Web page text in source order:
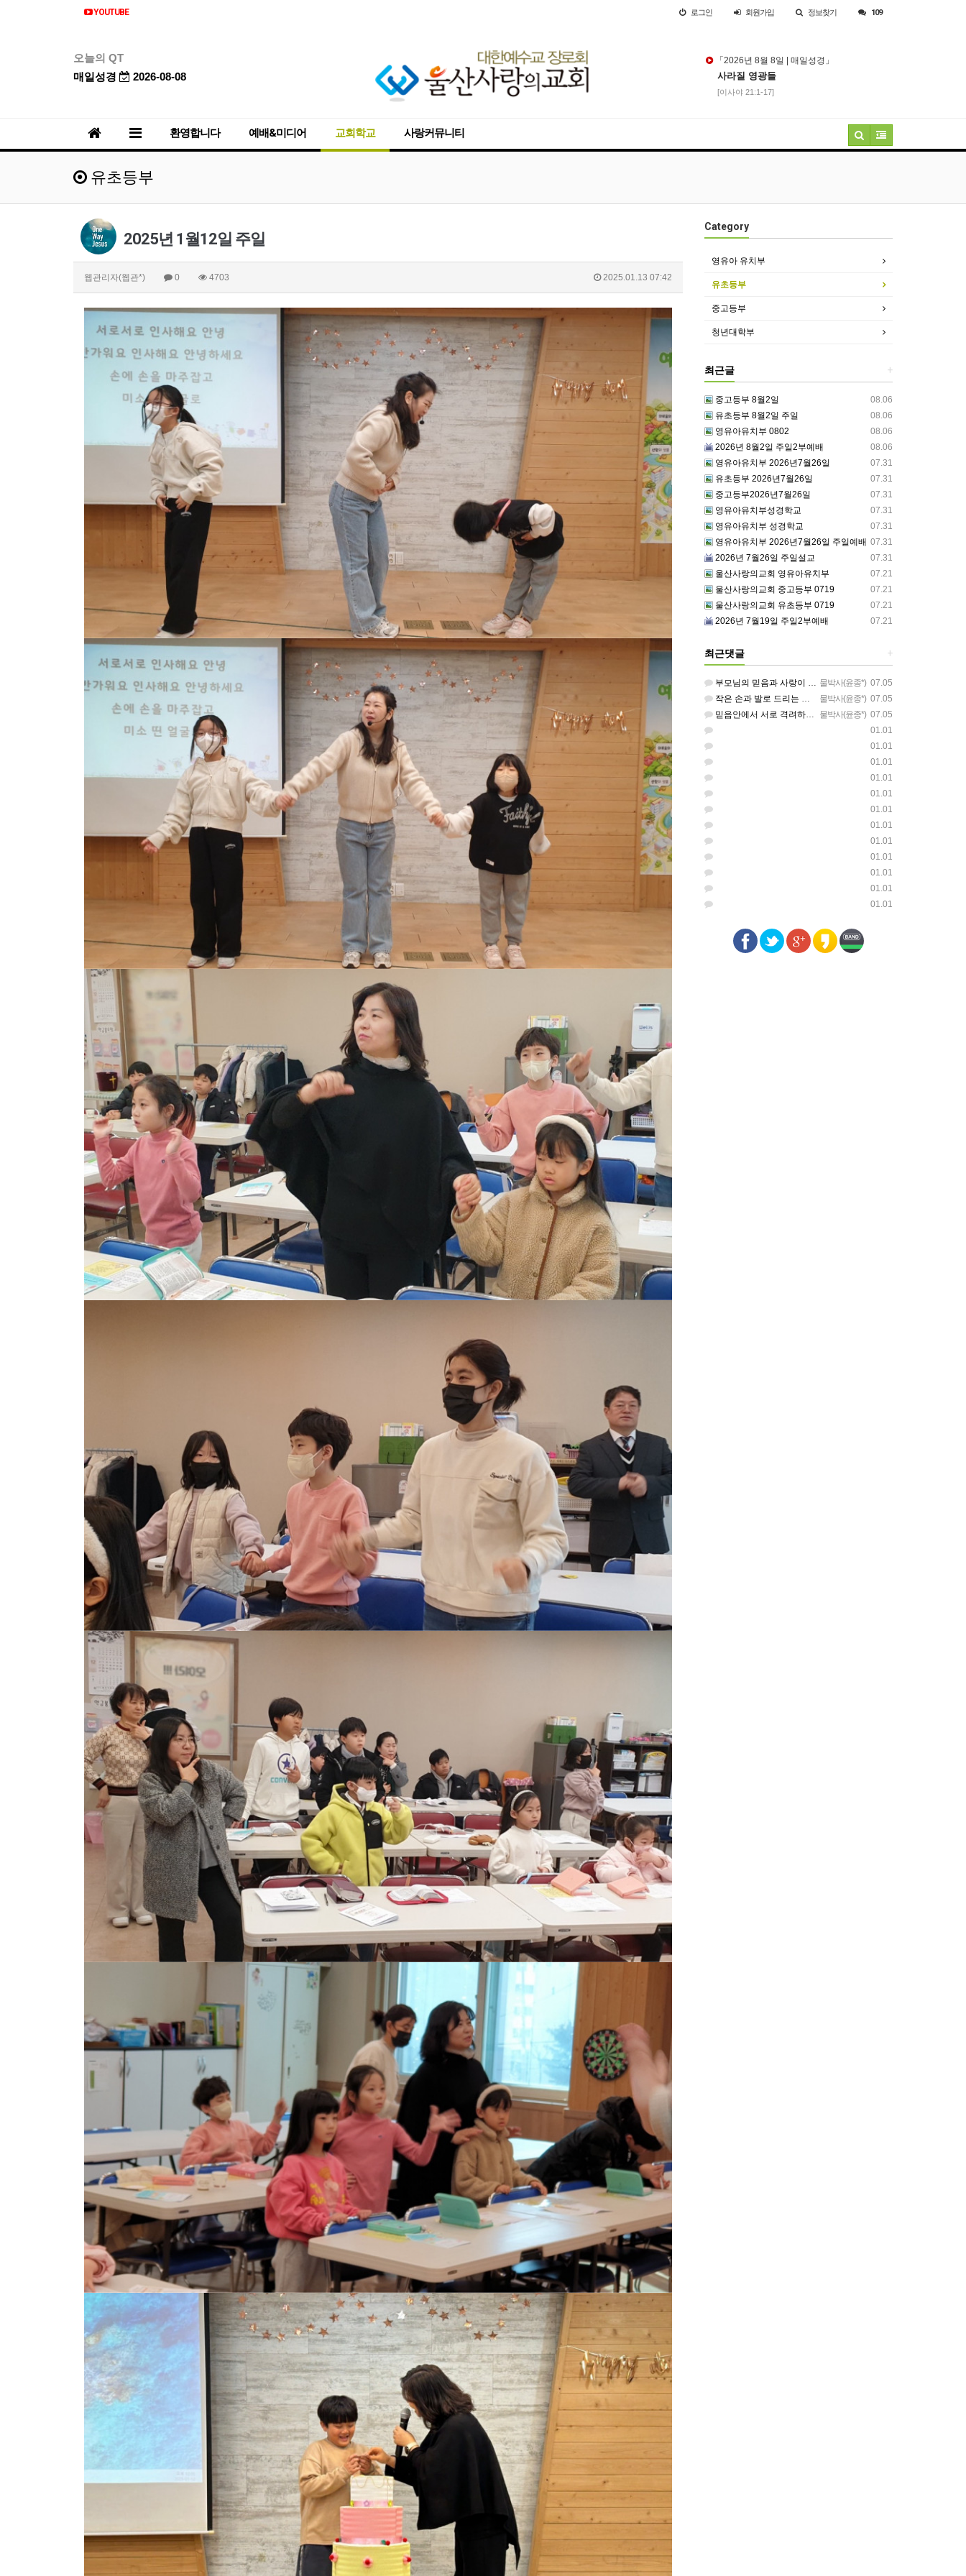
YOUTUBE 로그인 회원가입 정보찾기 109
오늘의 QT
매일성경
2026-08-08
「2026년 8월 8일 | 매일성경」
사라질 영광들
[이사야 21:1-17]
환영합니다 예배&미디어 교회학교 사랑커뮤니티
유초등부
2025년 1월12일 주일
웹관리자(웹관*) 0 4703 2025.01.13 07:42
Category
영유아 유치부
유초등부
중고등부
청년대학부
+
최근글
08.06
중고등부 8월2일
08.06
유초등부 8월2일 주일
08.06
영유아유치부 0802
08.06
2026년 8월2일 주일2부예배
07.31
영유아유치부 2026년7월26일
07.31
유초등부 2026년7월26일
07.31
중고등부2026년7월26일
07.31
영유아유치부성경학교
07.31
영유아유치부 성경학교
07.31
영유아유치부 2026년7월26일 주일예배
07.31
2026년 7월26일 주일설교
07.21
울산사랑의교회 영유아유치부
07.21
울산사랑의교회 중고등부 0719
07.21
울산사랑의교회 유초등부 0719
07.21
2026년 7월19일 주일2부예배
+
최근댓글
물박사(윤종*) 07.05
부모님의 믿음과 사랑이 아이들에게 아름답게 이어지길 축복합니다
물박사(윤종*) 07.05
작은 손과 발로 드리는 찬양이 참 아름답습니다 하나님의 사랑이 늘 함께하길 기도합니다
물박사(윤종*) 07.05
믿음안에서 서로 격려하며 아름답게 성장하는 중고등부가 되길 응원합니다
01.01
01.01
01.01
01.01
01.01
01.01
01.01
01.01
01.01
01.01
01.01
01.01